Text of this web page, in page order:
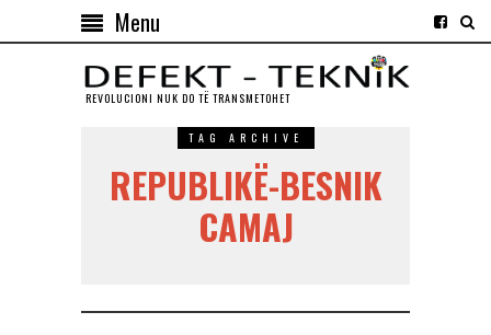
Menu
REVOLUCIONI NUK DO TЁ TRANSMETOHET
TAG ARCHIVE
REPUBLIKË-BESNIK
CAMAJ